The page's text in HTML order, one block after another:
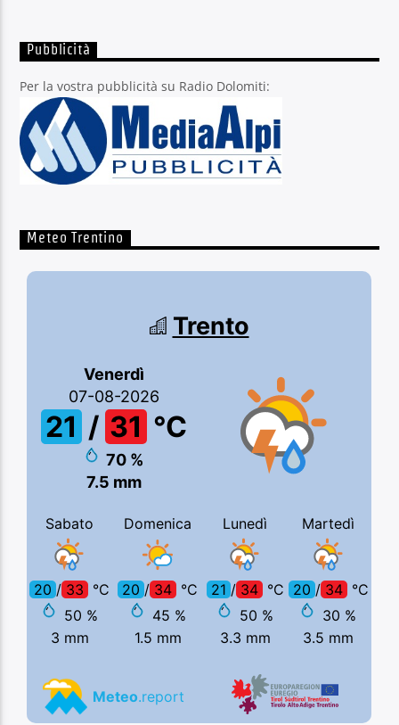
Pubblicità
Per la vostra pubblicità su Radio Dolomiti:
Meteo Trentino